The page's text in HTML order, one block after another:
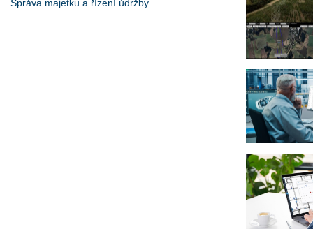
Správa majetku a řízení údržby